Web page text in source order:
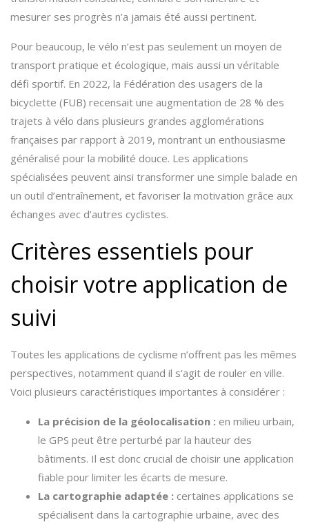
mesurer ses progrès n’a jamais été aussi pertinent.
Pour beaucoup, le vélo n’est pas seulement un moyen de
transport pratique et écologique, mais aussi un véritable
défi sportif. En 2022, la Fédération des usagers de la
bicyclette (FUB) recensait une augmentation de 28 % des
trajets à vélo dans plusieurs grandes agglomérations
françaises par rapport à 2019, montrant un enthousiasme
généralisé pour la mobilité douce. Les applications
spécialisées peuvent ainsi transformer une simple balade en
un outil d’entraînement, et favoriser la motivation grâce aux
échanges avec d’autres cyclistes.
Critères essentiels pour
choisir votre application de
suivi
Toutes les applications de cyclisme n’offrent pas les mêmes
perspectives, notamment quand il s’agit de rouler en ville.
Voici plusieurs caractéristiques importantes à considérer :
La précision de la géolocalisation : en milieu urbain,
le GPS peut être perturbé par la hauteur des
bâtiments. Il est donc crucial de choisir une application
fiable pour limiter les écarts de mesure.
La cartographie adaptée : certaines applications se
spécialisent dans la cartographie urbaine, avec des